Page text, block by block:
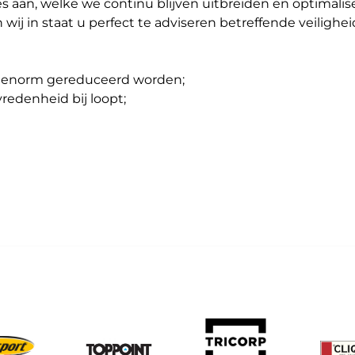
aan, welke we continu blijven uitbreiden en
wij in staat u perfect te adviseren betreffende
gereduceerd worden;
bij loopt;